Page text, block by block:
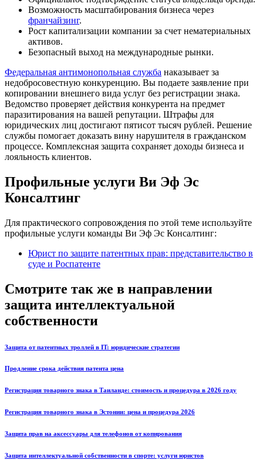
Возможность масштабирования бизнеса через
франчайзинг.
Рост капитализации компании за счет нематериальных
активов.
Безопасный выход на международные рынки.
Федеральная антимонопольная служба наказывает за
недобросовестную конкуренцию. Вы подаете заявление при
копировании внешнего вида услуг без регистрации знака.
Ведомство проверяет действия конкурента на предмет
паразитирования на вашей репутации. Штрафы для
юридических лиц достигают пятисот тысяч рублей. Решение
службы помогает доказать вину нарушителя в гражданском
процессе. Комплексная защита сохраняет доходы бизнеса и
лояльность клиентов.
Профильные услуги Ви Эф Эс
Консалтинг
Для практического сопровождения по этой теме используйте
профильные услуги команды Ви Эф Эс Консалтинг:
Юрист по защите патентных прав: представительство в
суде и Роспатенте
Смотрите так же в направлении
защита интеллектуальной
собственности
Защита от патентных троллей в IT: юридические стратегии
Продление срока действия патента цена
Регистрация товарного знака в Таиланде: стоимость и процедура в 2026 году
Регистрация товарного знака в Эстонии: цена и процедура 2026
Защита прав на аксессуары для телефонов от копирования
Защита интеллектуальной собственности в спорте: услуги юристов